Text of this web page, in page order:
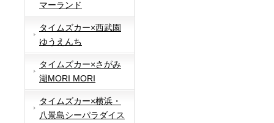
マーランド
タイムズカー×西武園
ゆうえんち
タイムズカー×さがみ
湖MORI MORI
タイムズカー×横浜・
八景島シーパラダイス